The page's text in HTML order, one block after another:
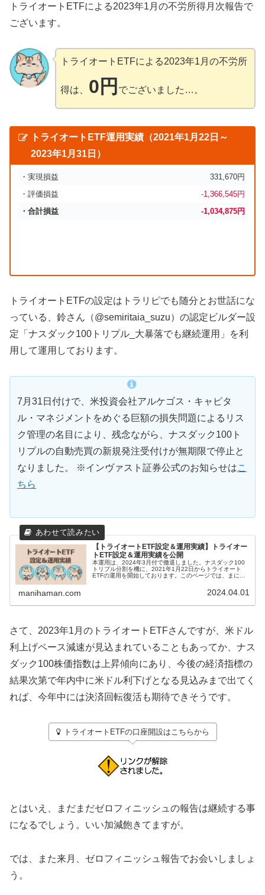
トライオートETFによる2023年1月の不労所得月次報告で
ございます。
トライオートETFによる2023年1月の不労所
得は、 0円 でございました…。
トライオートETF運用実績（2021年1月22日～
2023年1月31日）
・実現損益
331,670円
・評価損益
-1,366,545円
・合計損益
-1,034,875円
トライオートETFの設定はトラリピでも随分とお世話にな
っている、鈴さん（@semiritaia_suzu）の認定ビルダー設
定「ナスダック100トリプル_大暴落でも継続運用」を利
用して運用しております。
7月31日付けで、米投資会社アルケゴス・キャピタ
ル・マネジメントをめぐる巨額の損失問題によるリス
ク管理の名目により、残念ながら、ナスダック100ト
リプルの自動売買の新規発注受付けが無期限で停止と
なりました。 ※インヴァスト証券公式のお知らせはこ
ちら
【トライオートETF設定＆運用実績】トライオー
トETF設定＆運用実績を公開
本運用は、2024年3月付で撤退しました。ナスダック100
トリプル分割を機に、2021年1月22日からトライオート
ETFの運用を開始しております。このページでは、まには
manihaman.com 2024.04.01
さて、2023年1月のトライオートETFさんですが、米ドル
利上げペース減速が見込まれていることもあってか、ナス
ダック100株価指数は上昇傾向にあり、今後の経済指標の
結果次第で年内中に米ドル利下げとなる見込みまで出てく
れば、今年中には決済回転復活も期待できそうです。
トライオートETFの口座開設はこちらから
とはいえ、まだまだゼロフィニッシュの報告は継続する事
になるでしょう。いい加減飽きてますが。
では、また来月、ゼロフィニッシュ報告でお会いしましょ
う。